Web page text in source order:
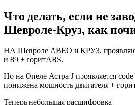
Что делать, если не
Шевроле-Круз, как
НА Шевроле АВЕО и КРУЗ,
и 89 + горитABS.
Но на Опеле Астра J проявляется
понижена мощность двигателя +
Теперь небольшая расшифровка